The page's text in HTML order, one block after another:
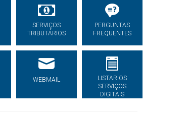
SERVIÇOS
TRIBUTÁRIOS
PERGUNTAS
FREQUENTES
WEBMAIL
LISTAR OS
SERVIÇOS
DIGITAIS